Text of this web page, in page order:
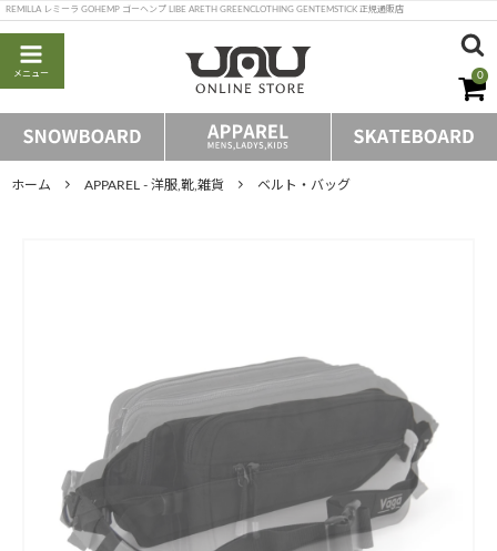
REMILLA レミーラ GOHEMP ゴーヘンプ LIBE ARETH GREENCLOTHING GENTEMSTICK 正規通販店
メニュー 0
ホーム APPAREL - 洋服,靴,雑貨 ベルト・バッグ